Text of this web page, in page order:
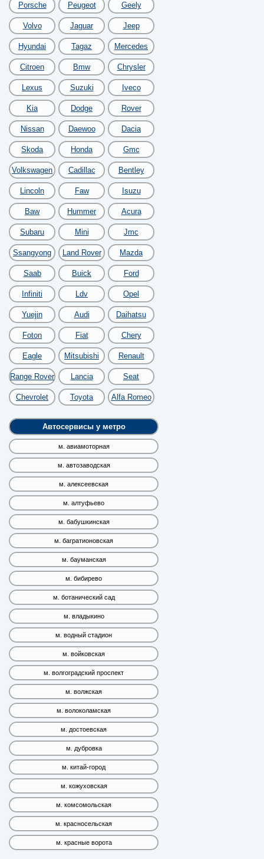
Porsche Peugeot Geely
Volvo Jaguar Jeep
Hyundai Tagaz Mercedes
Citroen Bmw Chrysler
Lexus Suzuki Iveco
Kia Dodge Rover
Nissan Daewoo Dacia
Skoda Honda Gmc
Volkswagen Cadillac Bentley
Lincoln Faw Isuzu
Baw Hummer Acura
Subaru Mini Jmc
Ssangyong Land Rover Mazda
Saab Buick Ford
Infiniti Ldv Opel
Yuejin Audi Daihatsu
Foton Fiat Chery
Eagle Mitsubishi Renault
Range Rover Lancia Seat
Chevrolet Toyota Alfa Romeo
Автосервисы у метро
м. авиамоторная
м. автозаводская
м. алексеевская
м. алтуфьево
м. бабушкинская
м. багратионовская
м. бауманская
м. бибирево
м. ботанический сад
м. владыкино
м. водный стадион
м. войковская
м. волгоградский проспект
м. волжская
м. волоколамская
м. достоевская
м. дубровка
м. китай-город
м. кожуховская
м. комсомольская
м. красносельская
м. красные ворота